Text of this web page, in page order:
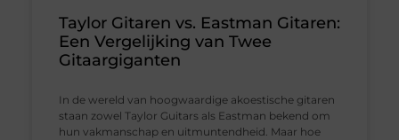
Taylor Gitaren vs. Eastman Gitaren:
Een Vergelijking van Twee
Gitaargiganten
In de wereld van hoogwaardige akoestische gitaren
staan zowel Taylor Guitars als Eastman bekend om
hun vakmanschap en uitmuntendheid. Maar hoe